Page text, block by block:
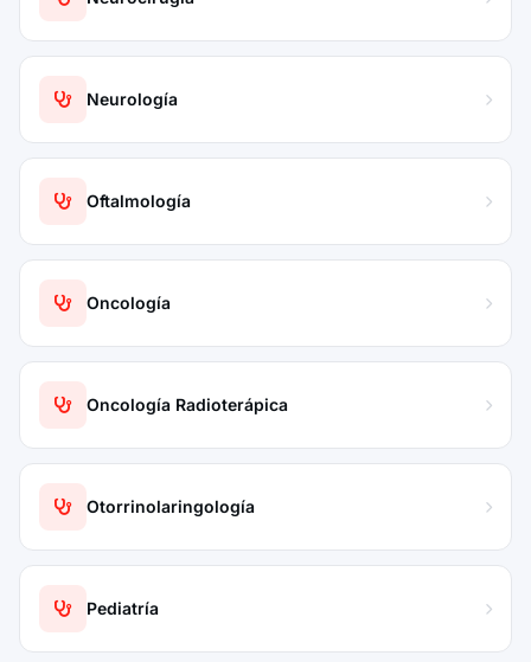
Neurología
Oftalmología
Oncología
Oncología Radioterápica
Otorrinolaringología
Pediatría